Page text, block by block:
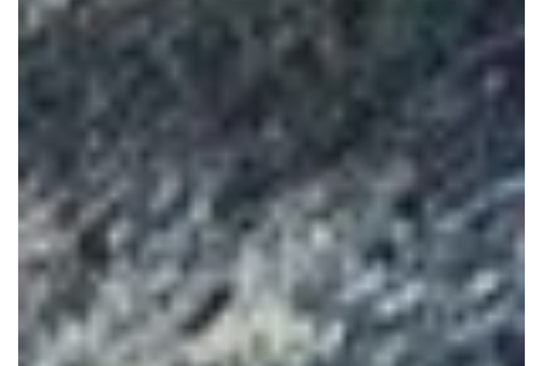
ÜBER DAS GUT
GUTSHOF
PARK
FESTSÄLE
RUINE
UMGEBUNG
GESCHICHTE
EVENTLOCATION